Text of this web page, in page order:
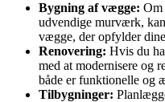
Bygning af vægge: Om
udvendige murværk,
vægge, der opfylder
Renovering: Hvis du
med at modernisere og
både er funktionelle og
Tilbygninger: